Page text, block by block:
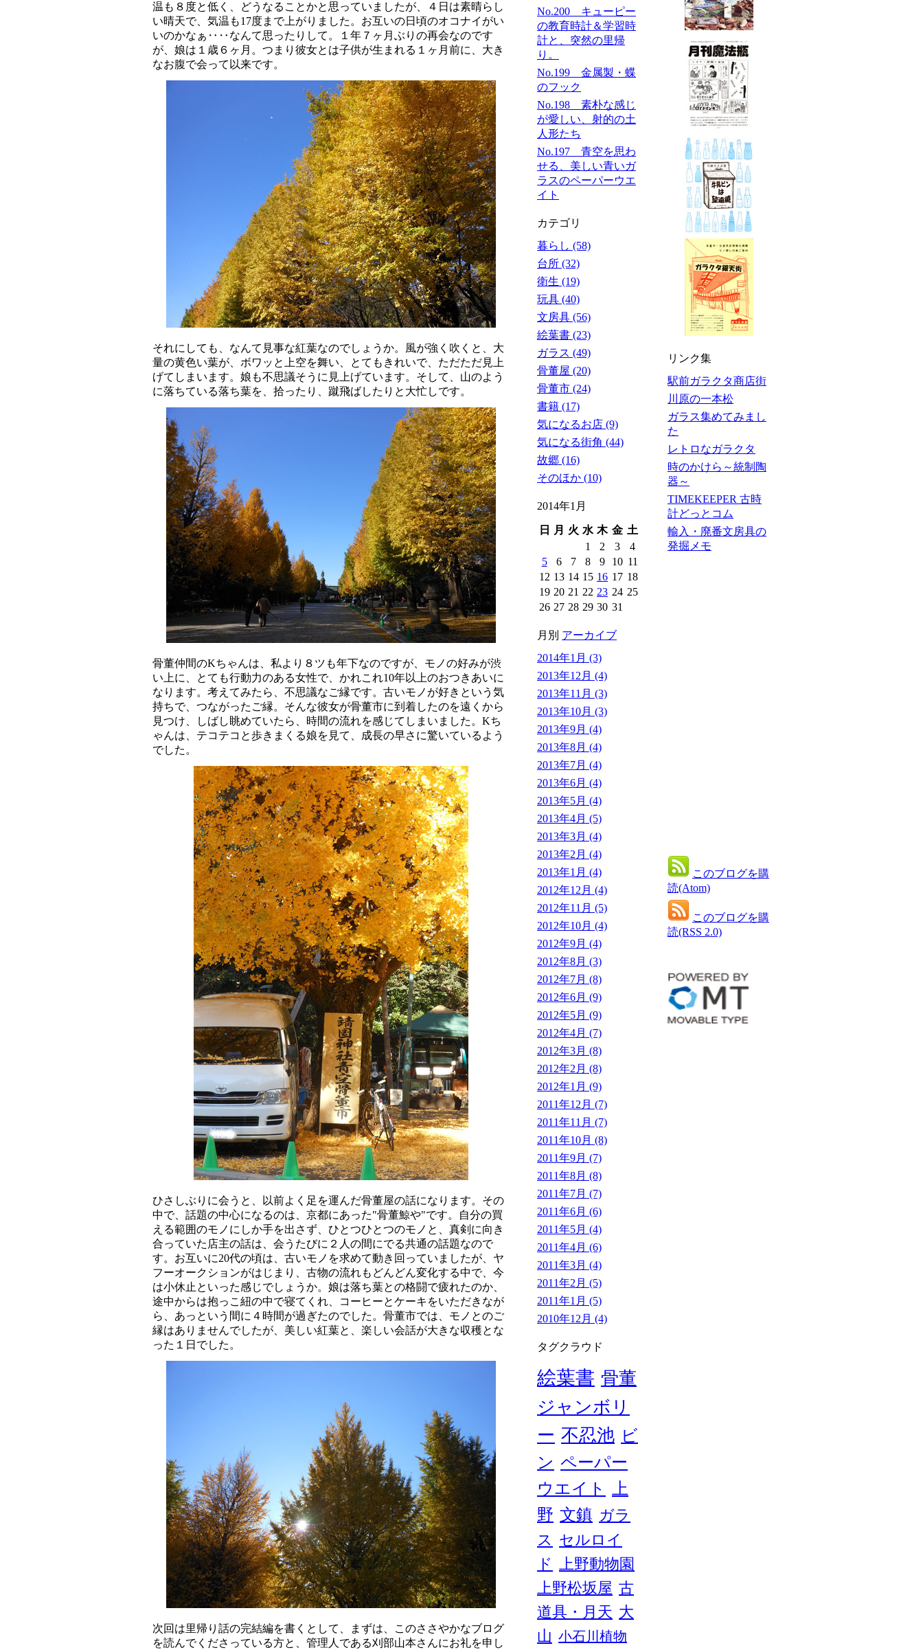
温も８度と低く、どうなることかと思っていましたが、４日は素晴らし
い晴天で、気温も17度まで上がりました。お互いの日頃のオコナイがい
いのかなぁ‥‥なんて思ったりして。１年７ヶ月ぶりの再会なのです
が、娘は１歳６ヶ月。つまり彼女とは子供が生まれる１ヶ月前に、大き
なお腹で会って以来です。
それにしても、なんて見事な紅葉なのでしょうか。風が強く吹くと、大
量の黄色い葉が、ボワッと上空を舞い、とてもきれいで、ただただ見上
げてしまいます。娘も不思議そうに見上げています。そして、山のよう
に落ちている落ち葉を、拾ったり、蹴飛ばしたりと大忙しです。
骨董仲間のKちゃんは、私より８ツも年下なのですが、モノの好みが渋
い上に、とても行動力のある女性で、かれこれ10年以上のおつきあいに
なります。考えてみたら、不思議なご縁です。古いモノが好きという気
持ちで、つながったご縁。そんな彼女が骨董市に到着したのを遠くから
見つけ、しばし眺めていたら、時間の流れを感じてしまいました。Kち
ゃんは、テコテコと歩きまくる娘を見て、成長の早さに驚いているよう
でした。
ひさしぶりに会うと、以前よく足を運んだ骨董屋の話になります。その
中で、話題の中心になるのは、京都にあった"骨董鯨や"です。自分の買
える範囲のモノにしか手を出さず、ひとつひとつのモノと、真剣に向き
合っていた店主の話は、会うたびに２人の間にでる共通の話題なので
す。お互いに20代の頃は、古いモノを求めて動き回っていましたが、ヤ
フーオークションがはじまり、古物の流れもどんどん変化する中で、今
は小休止といった感じでしょうか。娘は落ち葉との格闘で疲れたのか、
途中からは抱っこ紐の中で寝てくれ、コーヒーとケーキをいただきなが
ら、あっという間に４時間が過ぎたのでした。骨董市では、モノとのご
縁はありませんでしたが、美しい紅葉と、楽しい会話が大きな収穫とな
った１日でした。
次回は里帰り話の完結編を書くとして、まずは、このささやかなブログ
を読んでくださっている方と、管理人である刈部山本さんにお礼を申し
リンク集
駅前ガラクタ商店街
川原の一本松
ガラス集めてみまし
た
レトロなガラクタ
時のかけら～統制陶
器～
TIMEKEEPER 古時
計どっとコム
輸入・廃番文房具の
発掘メモ
このブログを購
読(Atom)
このブログを購
読(RSS 2.0)
No.200 キューピー
の教育時計＆学習時
計と、突然の里帰
り。
No.199 金属製・蝶
のフック
No.198 素朴な感じ
が愛しい、射的の土
人形たち
No.197 青空を思わ
せる、美しい青いガ
ラスのペーパーウエ
イト
カテゴリ
暮らし (58)
台所 (32)
衛生 (19)
玩具 (40)
文房具 (56)
絵葉書 (23)
ガラス (49)
骨董屋 (20)
骨董市 (24)
書籍 (17)
気になるお店 (9)
気になる街角 (44)
故郷 (16)
そのほか (10)
2014年1月
日 月 火 水 木 金 土
1
2 3
4
5
6 7 8 9 10 11
12 13 14 15 16 17 18
19 20 21 22 23 24 25
26 27 28 29 30 31
月別 アーカイブ
2014年1月 (3)
2013年12月 (4)
2013年11月 (3)
2013年10月 (3)
2013年9月 (4)
2013年8月 (4)
2013年7月 (4)
2013年6月 (4)
2013年5月 (4)
2013年4月 (5)
2013年3月 (4)
2013年2月 (4)
2013年1月 (4)
2012年12月 (4)
2012年11月 (5)
2012年10月 (4)
2012年9月 (4)
2012年8月 (3)
2012年7月 (8)
2012年6月 (9)
2012年5月 (9)
2012年4月 (7)
2012年3月 (8)
2012年2月 (8)
2012年1月 (9)
2011年12月 (7)
2011年11月 (7)
2011年10月 (8)
2011年9月 (7)
2011年8月 (8)
2011年7月 (7)
2011年6月 (6)
2011年5月 (4)
2011年4月 (6)
2011年3月 (4)
2011年2月 (5)
2011年1月 (5)
2010年12月 (4)
タグクラウド
絵葉書 骨董
ジャンボリ
ー 不忍池 ビ
ン ペーパー
ウエイト
上
野 文鎮 ガラ
ス セルロイ
ド 上野動物園
上野松坂屋 古
道具・月天 大
山 小石川植物